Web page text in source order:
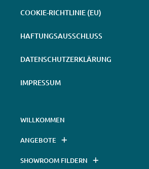
COOKIE-RICHTLINIE (EU)
HAFTUNGSAUSSCHLUSS
DATENSCHUTZERKLÄRUNG
IMPRESSUM
WILLKOMMEN
ANGEBOTE
SHOWROOM FILDERN